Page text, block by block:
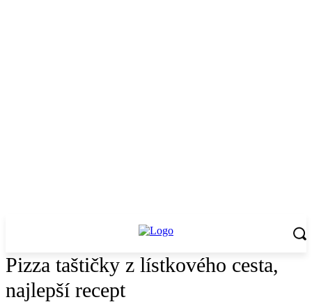
Pizza taštičky z lístkového cesta,
najlepší recept